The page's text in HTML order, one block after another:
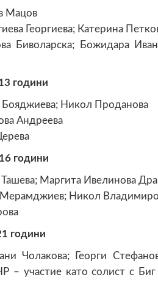
Мацов
Георгиева; Катерина
Биволарска; Божидара
години
Бояджиева; Никол Проданова
Андреева
години
Маргита Ивелинова
Никол
години
Чолакова; Георги
– участие като солист с